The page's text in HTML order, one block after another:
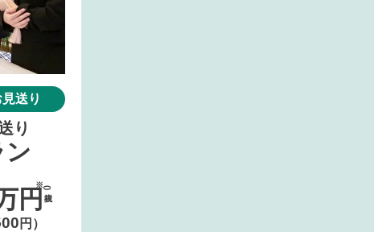
送り
り
ン
円 (税抜)
円）